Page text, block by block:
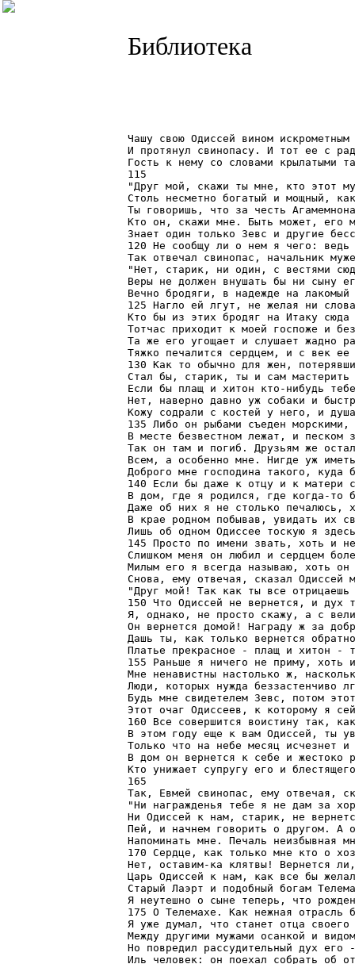
Библиотека
Чашу свою Одиссей вином искрометным
И протянул свинопасу. И тот ее с
Гость к нему со словами крылатыми
115
"Друг мой, скажи ты мне, кто этот
Столь несметно богатый и мощный,
Ты говоришь, что за честь
Кто он, скажи мне. Быть может, его
Знает один только Зевс и другие
120 Не сообщу ли о нем я чего: ведь
Так отвечал свинопас, начальник
"Нет, старик, ни один, с вестями
Веры не должен внушать бы ни сыну
Вечно бродяги, в надежде на
125 Нагло ей лгут, не желая ни
Кто бы из этих бродяг на Итаку сюда
Тотчас приходит к моей госпоже и
Та же его угощает и слушает жадно
Тяжко печалится сердцем, и с век ее
130 Как то обычно для жен,
Стал бы, старик, ты и сам мастерить
Если бы плащ и хитон кто-нибудь
Нет, наверно давно уж собаки и
Кожу содрали с костей у него, и
135 Либо он рыбами съеден
В месте безвестном лежат, и песком
Так он там и погиб. Друзьям же
Всем, а особенно мне. Нигде уж
Доброго мне господина такого,
140 Если бы даже к отцу и к матери
В дом, где я родился, где когда-то
Даже об них я не столько печалюсь,
В крае родном побывав, увидать их
Лишь об одном Одиссее тоскую я
145 Просто по имени звать, хоть и
Слишком меня он любил и сердцем
Милым его я всегда называю, хоть
Снова, ему отвечая, сказал Одиссей
"Друг мой! Так как ты все
150 Что Одиссей не вернется, и дух
Я, однако, не просто скажу, а с
Он вернется домой! Награду ж за
Дашь ты, как только вернется
Платье прекрасное - плащ и хитон -
155 Раньше я ничего не приму, хоть
Мне ненавистны настолько ж,
Люди, которых нужда беззастенчиво
Будь мне свидетелем Зевс, потом
Этот очаг Одиссеев, к которому я
160 Все совершится воистину так,
В этом году еще к вам Одиссей, ты
Только что на небе месяц исчезнет и
В дом он вернется к себе и жестоко
Кто унижает супругу его и
165
Так, Евмей свинопас, ему отвечая,
"Ни награжденья тебе я не дам за
Ни Одиссей к нам, старик, не
Пей, и начнем говорить о другом. А
Напоминать мне. Печаль неизбывная
170 Сердце, как только мне кто о
Нет, оставим-ка клятвы! Вернется
Царь Одиссей к нам, как все бы
Старый Лаэрт и подобный богам
Я неутешно о сыне теперь, что
175 О Телемахе. Как нежная отрасль
Я уже думал, что станет отца своего
Между другими мужами осанкой и
Но повредил рассудительный дух
Иль человек: он поехал собрать об